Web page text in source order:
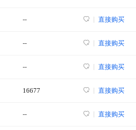
-- 直接购买
-- 直接购买
-- 直接购买
16677 直接购买
-- 直接购买